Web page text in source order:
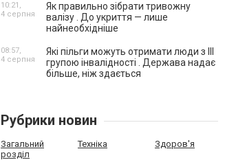
Як правильно зібрати тривожну
валізу . До укриття — лише
найнеобхідніше
10:21,
4 серпня
Які пільги можуть отримати люди з III
групою інвалідності . Держава надає
більше, ніж здається
08:57,
4 серпня
Рубрики новин
Загальний
розділ
Техніка Здоров'я